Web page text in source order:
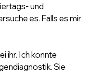
und
es. Falls es mir
ihr. Ich konnte
Sie